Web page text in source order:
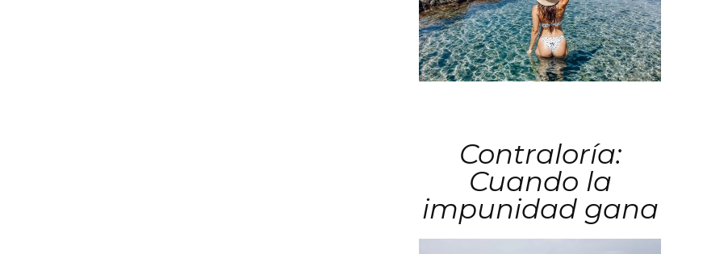
Contraloría:
Cuando la
impunidad gana